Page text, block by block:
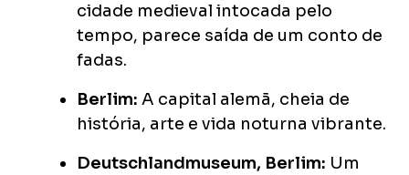
cidade medieval intocada pelo
tempo, parece saída de um conto de
fadas.
Berlim: A capital alemã, cheia de
história, arte e vida noturna vibrante.
Deutschlandmuseum, Berlim: Um